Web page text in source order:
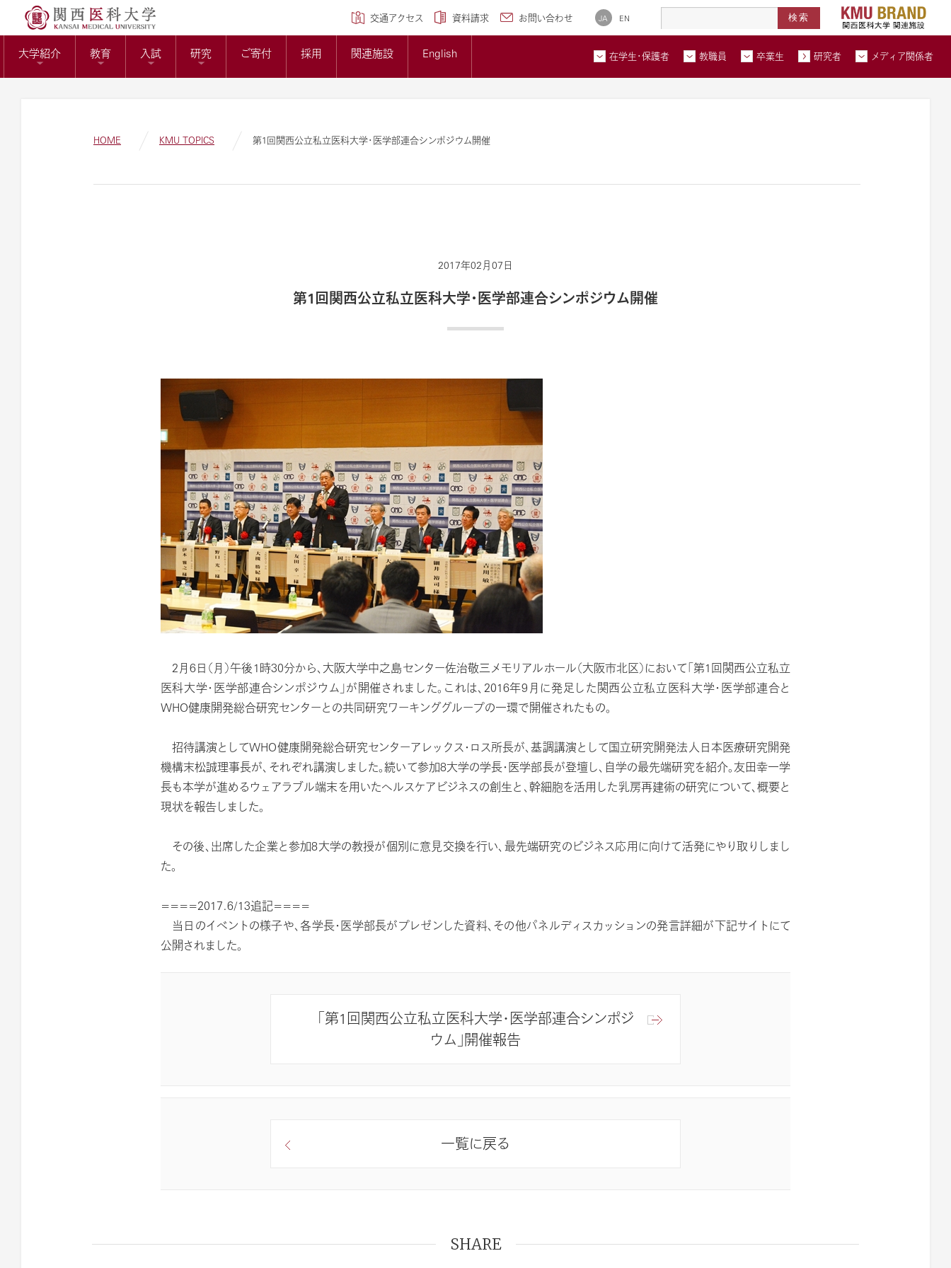
交通アクセス 資料請求 お問い合わせ JA EN
大学紹介 教育 入試 研究 ご寄付 採用 関連施設 English 在学生・保護者 教職員 卒業生 研究者 メディア関係者
役員報酬の支給基準について
ガバナンスコード
広報誌
大学概要
北河内メディカルネットワーク
教育センター
KMUバイオバンクセンター 高度医療人材養成拠点形成事業
在学生・保護者トップページへ
教職員トップページへ
卒業生トップページへ
HOME KMU TOPICS 第1回関西公立私立医科大学・医学部連合シンポジウム開催
2017年02月07日
第1回関西公立私立医科大学・医学部連合シンポジウム開催
2月6日（月）午後1時30分から、大阪大学中之島センター佐治敬三メモリアルホール（大阪市北区）において「第1回関西公立私立
医科大学・医学部連合シンポジウム」が開催されました。これは、2016年9月に発足した関西公立私立医科大学・医学部連合と
WHO健康開発総合研究センターとの共同研究ワーキンググループの一環で開催されたもの。
招待講演としてWHO健康開発総合研究センターアレックス・ロス所長が、基調講演として国立研究開発法人日本医療研究開発
機構末松誠理事長が、それぞれ講演しました。続いて参加8大学の学長・医学部長が登壇し、自学の最先端研究を紹介。友田幸一学
長も本学が進めるウェアラブル端末を用いたヘルスケアビジネスの創生と、幹細胞を活用した乳房再建術の研究について、概要と
現状を報告しました。
その後、出席した企業と参加8大学の教授が個別に意見交換を行い、最先端研究のビジネス応用に向けて活発にやり取りしまし
た。
====2017.6/13追記====
当日のイベントの様子や、各学長・医学部長がプレゼンした資料、その他パネルディスカッションの発言詳細が下記サイトにて
公開されました。
「第1回関西公立私立医科大学・医学部連合シンポジ
ウム」開催報告
一覧に戻る
SHARE